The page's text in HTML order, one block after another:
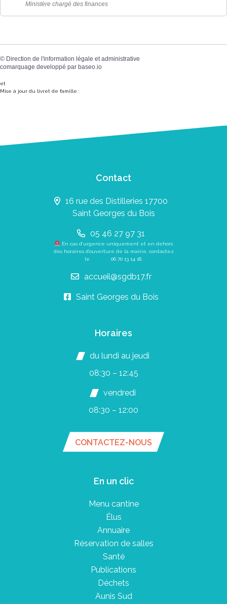
Ministère chargé des finances
© Direction de l'information légale et administrative
comarquage developpé par baseo.io
et
Mise à jour du livret de famille :
Contact
16 rue des Distilleries 17700
Saint Georges du Bois
05 46 27 97 31
En cas d’urgence uniquement et en dehors
des horaires d’ouverture de la mairie, contactez
le 06 70 13 14 18
accueil@sgdb17.fr
Saint Georges du Bois
Horaires
du lundi au jeudi
08:30 – 12:45
vendredi
08:30 – 12:00
CONTACTEZ-NOUS
En un clic
Menu cantine
Élus
Annuaire
Réservation de salles
Santé
Publications
Déchets
Aunis Sud